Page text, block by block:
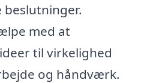
med at
til virkelighed
og håndværk.